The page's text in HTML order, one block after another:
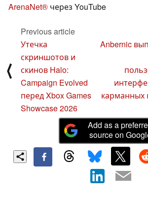
ArenaNet® через YouTube
⟨
Previous article
Утечка
скриншотов и
скинов Halo:
Campaign Evolved
перед Xbox Games
Showcase 2026
Anbernic
карманных
Add as a
source on